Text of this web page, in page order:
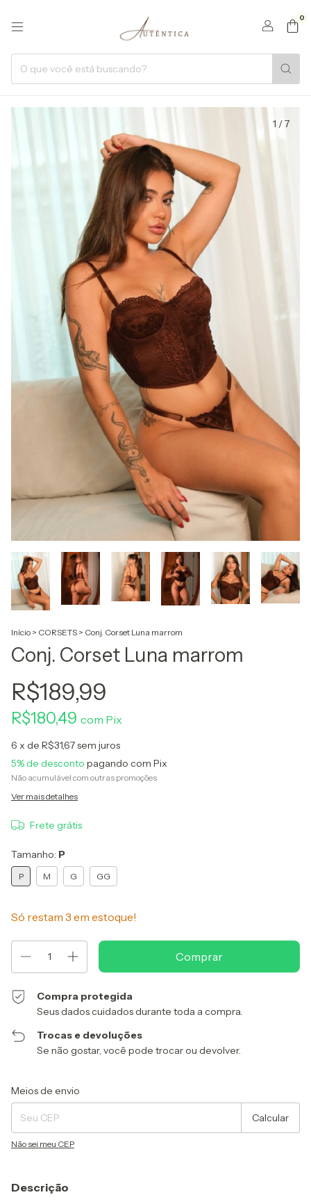
0
1 /7
Início > CORSETS > Conj. Corset Luna marrom
Conj. Corset Luna marrom
R$189,99
R$180,49 com Pix
6 x de R$31,67sem juros
5% de desconto pagando com Pix
Não acumulável com outras promoções
Ver mais detalhes
Frete grátis
Tamanho: P
P M G GG
Só restam 3 em estoque!
Compra protegida
Seus dados cuidados durante toda a compra.
Trocas e devoluções
Se não gostar, você pode trocar ou devolver.
Entregas para o CEP:
Meios de envio
Calcular
Não sei meu CEP
Descrição